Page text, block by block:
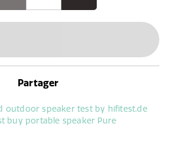
facile à utiliser et durable, parfaite
ou le camping sans souci. Avec
d'autonomie, Woodland est votre
toute activité extérieure,
ou sessions de cuisine.
Partager